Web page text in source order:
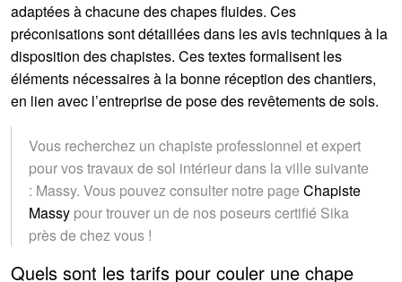
adaptées à chacune des chapes fluides. Ces
préconisations sont détaillées dans les avis techniques à la
disposition des chapistes. Ces textes formalisent les
éléments nécessaires à la bonne réception des chantiers,
en lien avec l’entreprise de pose des revêtements de sols.
Vous recherchez un chapiste professionnel et expert
pour vos travaux de sol intérieur dans la ville suivante
: Massy. Vous pouvez consulter notre page Chapiste
Massy pour trouver un de nos poseurs certifié Sika
près de chez vous !
Quels sont les tarifs pour couler une chape